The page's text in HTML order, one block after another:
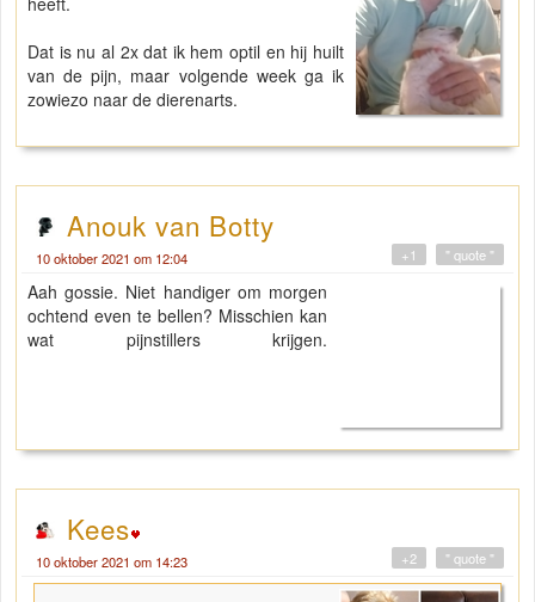
Dat is nu al 2x dat ik hem optil en hij huilt
van de pijn, maar volgende week ga ik
zowiezo naar de dierenarts.
Anouk van Botty
10 oktober 2021 om 12:04 " quote "
+1
Aah gossie. Niet handiger om morgen
ochtend even te bellen? Misschien kan
wat pijnstillers krijgen.
Kees
10 oktober 2021 om 14:23 " quote "
+2